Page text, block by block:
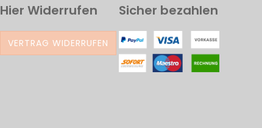
Hier Widerrufen
VERTRAG WIDERRUFEN
Sicher bezahlen